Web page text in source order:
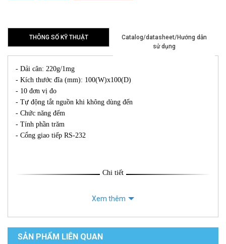
THÔNG SỐ KỸ THUẬT
Catalog/datasheet/Hướng dẫn
sử dụng
- Dải cân: 220g/1mg
- Kích thước đĩa (mm): 100(W)x100(D)
- 10 đơn vị đo
- Tự động tắt nguồn khi không dùng đến
- Chức năng đếm
- Tính phần trăm
- Cổng giao tiếp RS-232
Chi tiết
Xem thêm
SẢN PHẨM LIÊN QUAN